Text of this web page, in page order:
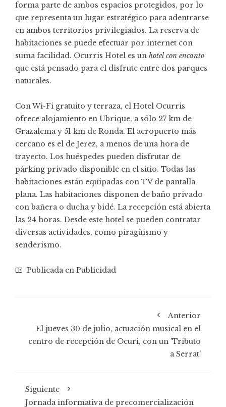
forma parte de ambos espacios protegidos, por lo
que representa un lugar estratégico para adentrarse
en ambos territorios privilegiados. La reserva de
habitaciones se puede efectuar por internet con
suma facilidad. Ocurris Hotel es un hotel con encanto
que está pensado para el disfrute entre dos parques
naturales.
Con Wi-Fi gratuito y terraza, el Hotel Ocurris
ofrece alojamiento en Ubrique, a sólo 27 km de
Grazalema y 51 km de Ronda. El aeropuerto más
cercano es el de Jerez, a menos de una hora de
trayecto. Los huéspedes pueden disfrutar de
párking privado disponible en el sitio. Todas las
habitaciones están equipadas con TV de pantalla
plana. Las habitaciones disponen de baño privado
con bañera o ducha y bidé. La recepción está abierta
las 24 horas. Desde este hotel se pueden contratar
diversas actividades, como piragüismo y
senderismo.
Publicada en Publicidad
Anterior
El jueves 30 de julio, actuación musical en el
centro de recepción de Ocuri, con un 'Tributo
a Serrat'
Siguiente
Jornada informativa de precomercialización